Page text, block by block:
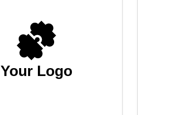
Your Logo